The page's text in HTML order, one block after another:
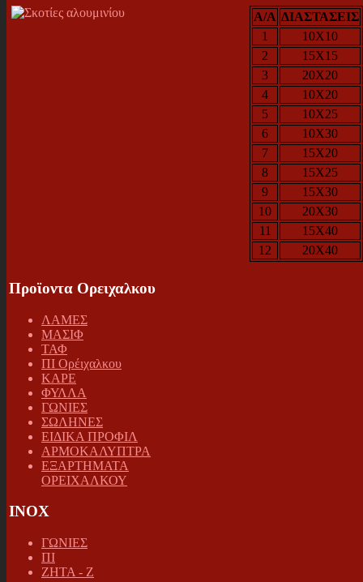
A/A ΔΙΑΣΤΑΣΕΙΣ
1
10X10
2
15X15
3
20X20
4
10X20
5
10X25
6
10X30
7
15X20
8
15X25
9
15X30
10
20X30
11
15X40
12
20X40
Προϊοντα Ορειχαλκου
ΛΑΜΕΣ
ΜΑΣΙΦ
ΤΑΦ
ΠΙ Ορέιχαλκου
ΚΑΡΕ
ΦΥΛΛΑ
ΓΩΝΙΕΣ
ΣΩΛΗΝΕΣ
ΕΙΔΙΚΑ ΠΡΟΦΙΛ
ΑΡΜΟΚΑΛΥΠΤΡΑ
ΕΞΑΡΤΗΜΑΤΑ
ΟΡΕΙΧΑΛΚΟΥ
INOX
ΓΩΝΙΕΣ
ΠΙ
ΖΗΤΑ - Ζ